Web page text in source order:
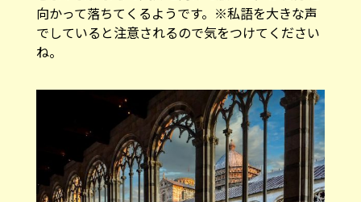
向かって落ちてくるようです。※私語を大きな声
でしていると注意されるので気をつけてください
ね。